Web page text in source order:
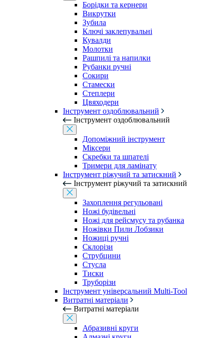
Борідки та кернери
Викрутки
Зубила
Ключі заклепувальні
Кувалди
Молотки
Рашпилі та напилки
Рубанки ручні
Сокири
Стамески
Степлери
Цвяходери
Інструмент оздоблювальний
Інструмент оздоблювальний
Допоміжний інструмент
Міксери
Скребки та шпателі
Тримери для ламінату
Інструмент ріжучий та затискний
Інструмент ріжучий та затискний
Захоплення регульовані
Ножі будівельні
Ножі для рейсмусу та рубанка
Ножівки Пили Лобзики
Ножиці ручні
Склорізи
Струбцини
Стусла
Тиски
Труборізи
Інструмент універсальний Multi-Tool
Витратні матеріали
Витратні матеріали
Абразивні круги